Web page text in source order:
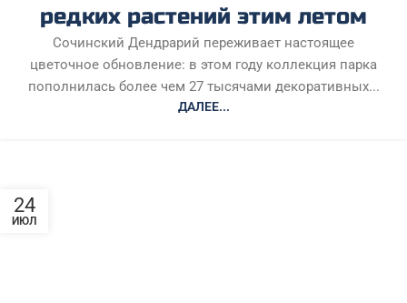
редких растений этим летом
Сочинский Дендрарий переживает настоящее
цветочное обновление: в этом году коллекция парка
пополнилась более чем 27 тысячами декоративных...
ДАЛЕЕ...
24
ИЮЛ